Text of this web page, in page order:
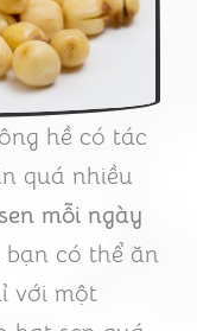
hề có tác
quá nhiều
mỗi ngày
có thể ăn
với một